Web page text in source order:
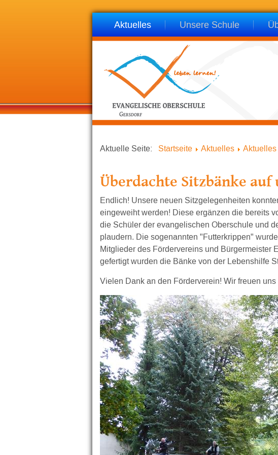
Aktuelles Unsere Schule
Aktuelle Seite: Startseite Aktuelles Aktuelles
Überdachte Sitzbänke
Endlich! Unsere neuen Sitzgelegenheiten
eingeweiht werden! Diese ergänzen die bereits
die Schüler der evangelischen Oberschule und
plaudern. Die sogenannten "Futterkrippen"
Mitglieder des Fördervereins und Bürgermeister
gefertigt wurden die Bänke von der Lebenshilfe
Vielen Dank an den Förderverein! Wir freuen uns